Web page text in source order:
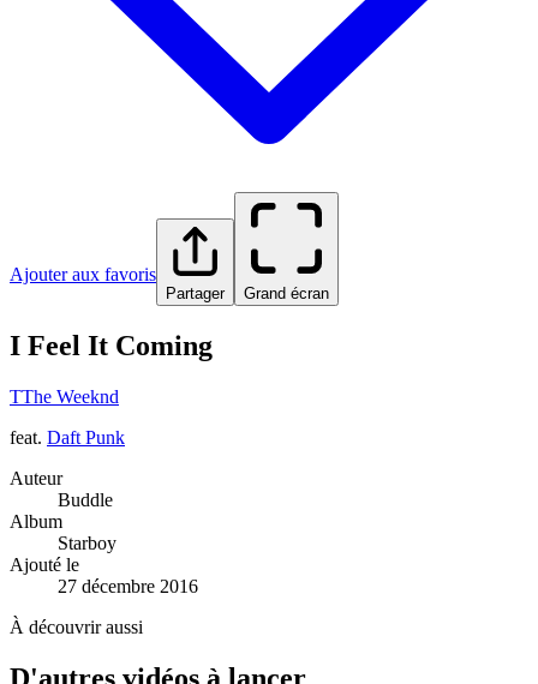
Ajouter aux favoris
Partager Grand écran
I Feel It Coming
TThe Weeknd
feat. Daft Punk
Auteur
Buddle
Album
Starboy
Ajouté le
27 décembre 2016
À découvrir aussi
D'autres vidéos à lancer